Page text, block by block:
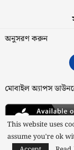
অনুসরণ করুন
মোবাইল অ্যাপস
This website uses
assume you're ok